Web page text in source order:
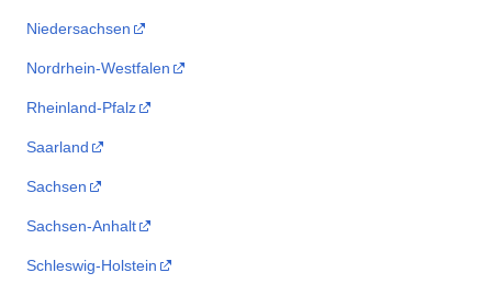
Niedersachsen
Nordrhein-Westfalen
Rheinland-Pfalz
Saarland
Sachsen
Sachsen-Anhalt
Schleswig-Holstein